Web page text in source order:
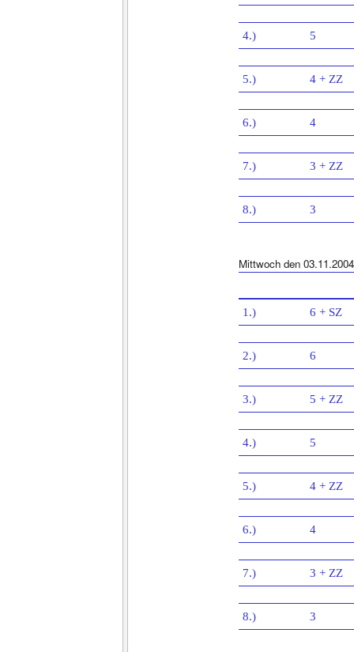
4.) 5
5.) 4 + ZZ
6.) 4
7.) 3 + ZZ
8.) 3
Mittwoch den 03.11.2004
1.) 6 + SZ
2.) 6
3.) 5 + ZZ
4.) 5
5.) 4 + ZZ
6.) 4
7.) 3 + ZZ
8.) 3